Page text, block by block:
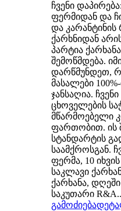
ჩვენი
ფერმიდან და
და
ქარხნიდან
პარტია
შემოწმდება.
დარწმუნდეთ,
მასალები
ჯანსაღია.
ცხოველების
მწარმოებელი
ფართობით. ის
სტანდარტის
საამქროსგან.
ფერმა, 10
საკლავი
ქარხანა, დღეში
საკუთარი
გამოძიება